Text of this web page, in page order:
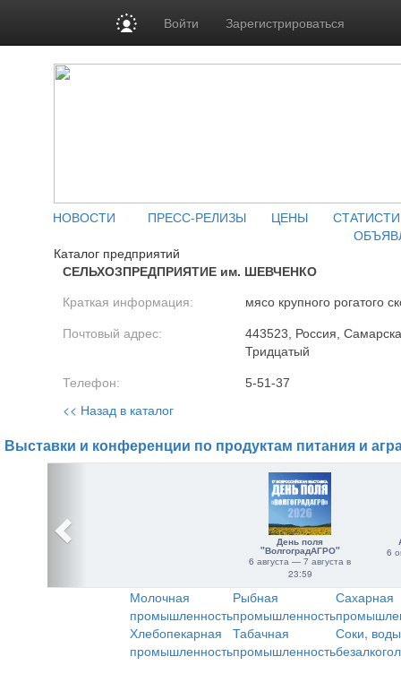
Войти Зарегистрироваться
НОВОСТИ ПРЕСС-РЕЛИЗЫ ЦЕНЫ
Каталог предприятий
СЕЛЬХОЗПРЕДПРИЯТИЕ им. ШЕВЧЕНКО
Краткая информация: мясо крупного рогатого
Почтовый адрес:
443523, Россия,
Тридцатый
Телефон: 5-51-37
<< Назад в каталог
Выставки и конференции по продуктам питания и
День поля
"ВолгоградАГРО"
6 августа — 7 августа в
23:59
6
Молочная
промышленность
Рыбная
промышленность
Сахарная
Хлебопекарная
промышленность
Табачная
промышленность
Соки,